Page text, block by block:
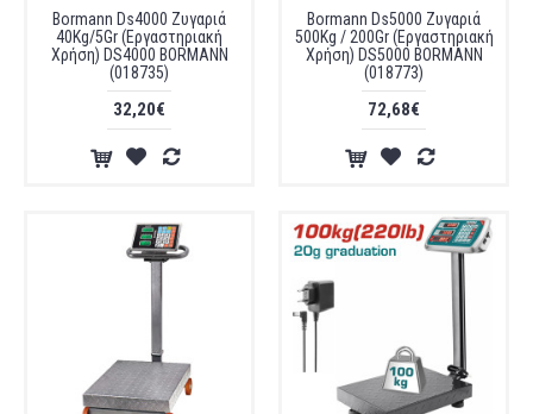
Bormann Ds4000 Ζυγαριά
40Kg/5Gr (Εργαστηριακή
Χρήση) DS4000 BORMANN
(018735)
32,20€
Bormann Ds5000 Ζυγαριά
500Kg / 200Gr (Εργαστηριακή
Χρήση) DS5000 BORMANN
(018773)
72,68€